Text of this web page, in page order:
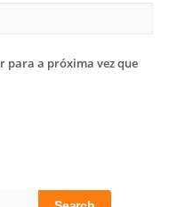
para a próxima vez que